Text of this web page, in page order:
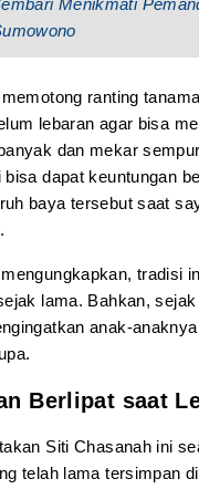
Menikmati
ranting
lebaran agar bisa
dan mekar
dapat keuntungan
baya tersebut saat
tradisi
lama. Bahkan,
anak-
Berlipat saat
Siti Chasanah ini
telah lama tersimpan